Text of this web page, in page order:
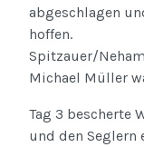
abgeschlagen
hoffen.
Spitzauer/
Michael Müller
Tag 3 bescherte
und den Seglern